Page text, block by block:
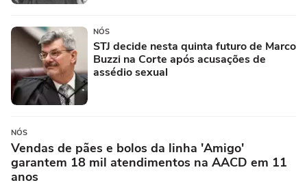
NÓS
STJ decide nesta quinta futuro de Marco
Buzzi na Corte após acusações de
assédio sexual
NÓS
Vendas de pães e bolos da linha 'Amigo'
garantem 18 mil atendimentos na AACD em 11
anos